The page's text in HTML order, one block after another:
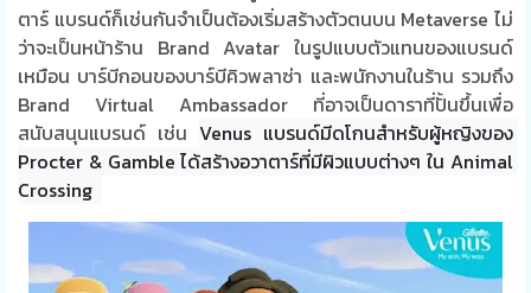
ตาร์ แบรนด์ก็เช่นกันจำเป็นต้องเริ่มสร้างตัวตนบน Metaverse ไม่
ว่าจะเป็นหน้าร้าน Brand Avatar ในรูปแบบตัวแทนของแบรนด์
เหมือน บาร์บีกอนของบาร์บีคิวพลาซ่า และพนักงานในร้าน รวมถึง
Brand Virtual Ambassador ที่อาจเป็นดาราที่ปั้นขึ้นเพื่อ
สนับสนุนแบรนด์ เช่น Venus แบรนด์มีดโกนสำหรับผู้หญิงของ
Procter & Gamble ได้สร้างอวาตาร์ที่มีผิวแบบต่างๆ ใน ​​Animal
Crossing